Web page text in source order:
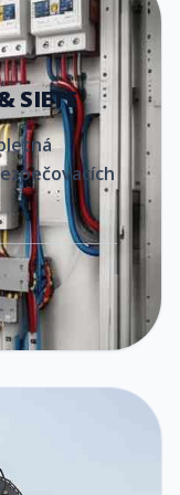
SIETE